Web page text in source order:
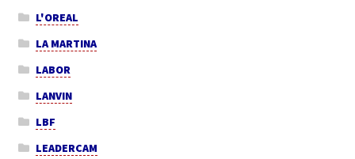
L'OREAL
LA MARTINA
LABOR
LANVIN
LBF
LEADERCAM